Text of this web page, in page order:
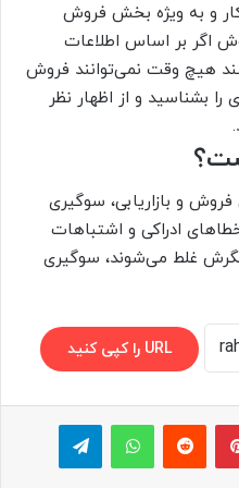
و به ویژه بخش فروش
اگر بر اساس اطلاعات
هیچ وقت نمی‌توانند فروش
بشناسید و از اظهار نظر
و بازاریابی، سوگیری
ادراکی و اشتباهات
غلط می‌شوند، سوگیری
URL را کپی کنید
پینترست‫رددیت واتس آپ تلگرام